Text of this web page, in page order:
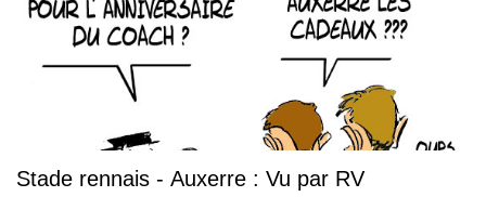
Stade rennais - Auxerre : Vu par RV